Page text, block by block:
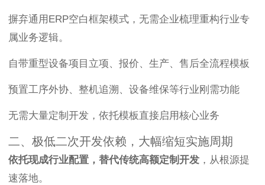
摒弃通用ERP空白框架模式，无需企业梳理重构行业专
属业务逻辑。
自带重型设备项目立项、报价、生产、售后全流程模板
预置工序外协、整机追溯、设备维保等行业刚需功能
无需大量定制开发，依托模板直接启用核心业务
二、极低二次开发依赖，大幅缩短实施周期
依托现成行业配置，替代传统高额定制开发 ，从根源提
速落地。